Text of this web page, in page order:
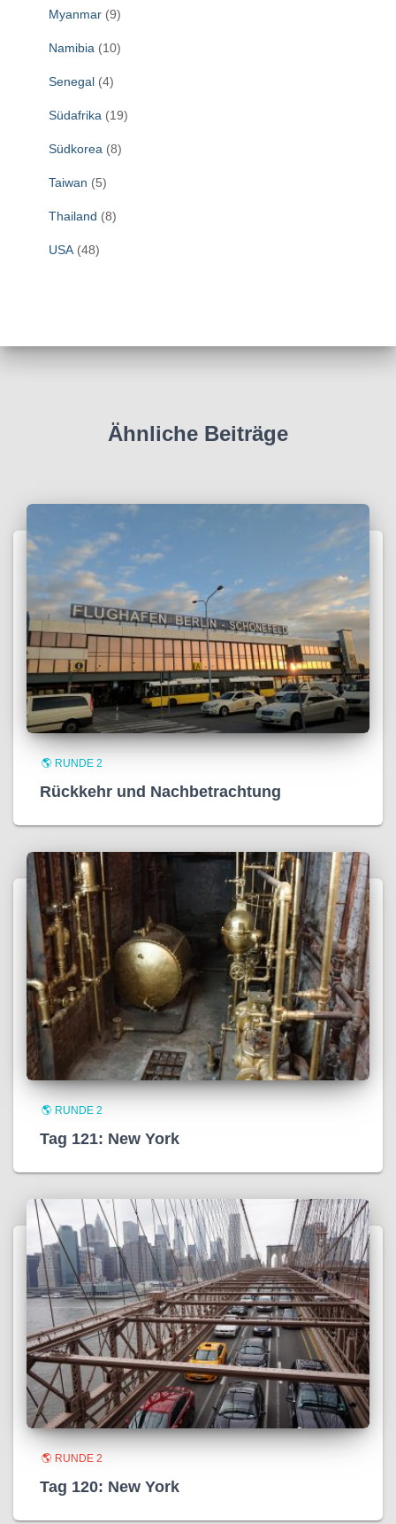
Myanmar (9)
Namibia (10)
Senegal (4)
Südafrika (19)
Südkorea (8)
Taiwan (5)
Thailand (8)
USA(48)
Ähnliche Beiträge
🌎 RUNDE 2
Rückkehr und Nachbetrachtung
🌎 RUNDE 2
Tag 121: New York
🌎 RUNDE 2
Tag 120: New York